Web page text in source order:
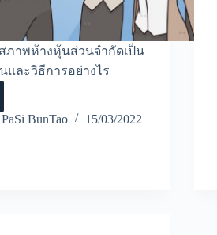
ภาพห้างหุ้นส่วนจำกัดเป็น
ละวิธีการอย่างไร
BunTao 15/03/2022